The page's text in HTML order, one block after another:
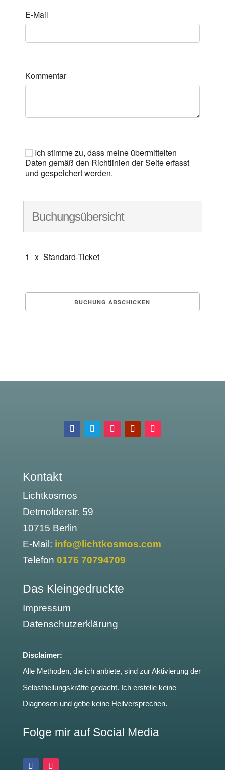
E-Mail
Kommentar
Ich stimme zu, dass meine übermittelten
Daten gemäß den Richtlinien der Seite erfasst
und gespeichert werden.
Buchungsübersicht
1 x Standard-Ticket
Kontakt
Lichtkosmos
Detmolderstr. 59
10715 Berlin
E-Mail: info@lichtkosmos.com
Telefon 0176 70794709
Das Kleingedruckte
Impressum
Datenschutzerklärung
Disclaimer:
Alle Methoden, die ich anbiete, sind zur Aktivierung der
Selbstheilungskräfte gedacht. Ich erstelle keine
Diagnosen und gebe keine Heilversprechen.
Folge mir auf Social Media